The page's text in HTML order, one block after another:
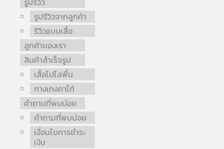
รูปรีวิวจากลูกค้า
รีวิวแบบเสื้อ
ลูกค้าของเรา
สินค้าสำเร็จรูป
เสื้อโปโลพื้น
กางเกงคาโก้
คำถามที่พบบ่อย
คำถามที่พบบ่อย
เงื่อนไขการชำระ
เงิน